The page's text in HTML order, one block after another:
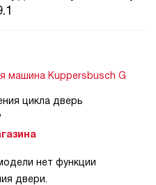
машина Kuppersbusch G
цикла дверь
нет функции
двери.